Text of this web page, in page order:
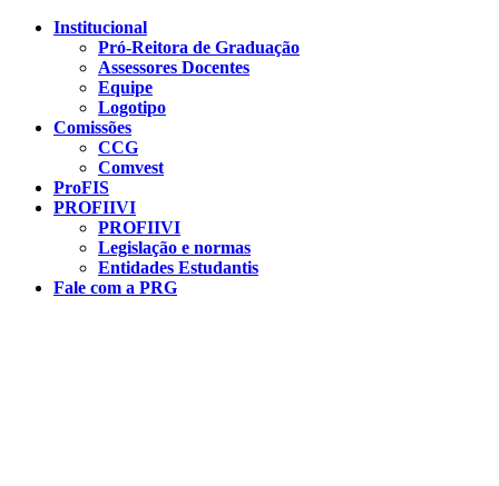
Conteúdo principal
Institucional
Pró-Reitora de Graduação
Assessores Docentes
Equipe
Logotipo
Comissões
CCG
Comvest
ProFIS
PROFIIVI
PROFIIVI
Legislação e normas
Entidades Estudantis
Fale com a PRG